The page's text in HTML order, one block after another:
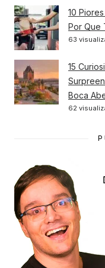
10
Por Que
63
15
Boca
62